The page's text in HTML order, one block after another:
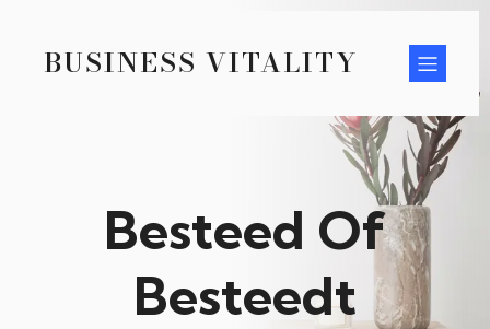
BUSINESS VITALITY
Besteed Of
Besteedt